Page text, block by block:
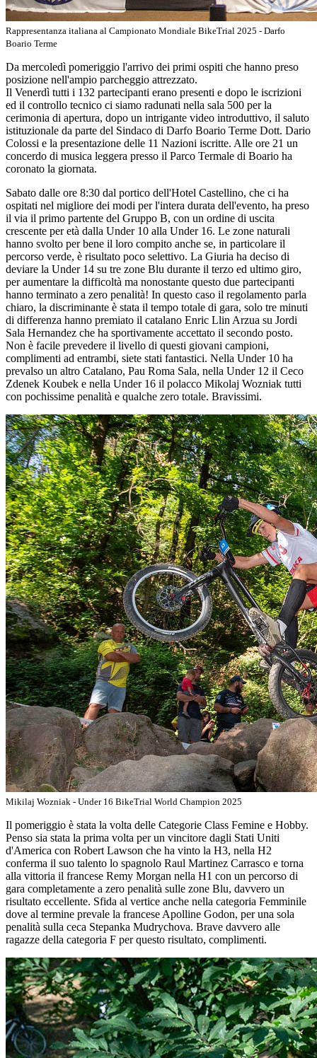
Rappresentanza italiana al Campionato Mondiale BikeTrial 2025 - Darfo
Boario Terme
Da mercoledì pomeriggio l'arrivo dei primi ospiti che hanno preso
posizione nell'ampio parcheggio attrezzato.
Il Venerdì tutti i 132 partecipanti erano presenti e dopo le iscrizioni
ed il controllo tecnico ci siamo radunati nella sala 500 per la
cerimonia di apertura, dopo un intrigante video introduttivo, il saluto
istituzionale da parte del Sindaco di Darfo Boario Terme Dott. Dario
Colossi e la presentazione delle 11 Nazioni iscritte. Alle ore 21 un
concerdo di musica leggera presso il Parco Termale di Boario ha
coronato la giornata.
Sabato dalle ore 8:30 dal portico dell'Hotel Castellino, che ci ha
ospitati nel migliore dei modi per l'intera durata dell'evento, ha preso
il via il primo partente del Gruppo B, con un ordine di uscita
crescente per età dalla Under 10 alla Under 16. Le zone naturali
hanno svolto per bene il loro compito anche se, in particolare il
percorso verde, è risultato poco selettivo. La Giuria ha deciso di
deviare la Under 14 su tre zone Blu durante il terzo ed ultimo giro,
per aumentare la difficoltà ma nonostante questo due partecipanti
hanno terminato a zero penalità! In questo caso il regolamento parla
chiaro, la discriminante è stata il tempo totale di gara, solo tre minuti
di differenza hanno premiato il catalano Enric Llin Arzua su Jordi
Sala Hernandez che ha sportivamente accettato il secondo posto.
Non è facile prevedere il livello di questi giovani campioni,
complimenti ad entrambi, siete stati fantastici. Nella Under 10 ha
prevalso un altro Catalano, Pau Roma Sala, nella Under 12 il Ceco
Zdenek Koubek e nella Under 16 il polacco Mikolaj Wozniak tutti
con pochissime penalità e qualche zero totale. Bravissimi.
Mikilaj Wozniak - Under 16 BikeTrial World Champion 2025
Il pomeriggio è stata la volta delle Categorie Class Femine e Hobby.
Penso sia stata la prima volta per un vincitore dagli Stati Uniti
d'America con Robert Lawson che ha vinto la H3, nella H2
conferma il suo talento lo spagnolo Raul Martinez Carrasco e torna
alla vittoria il francese Remy Morgan nella H1 con un percorso di
gara completamente a zero penalità sulle zone Blu, davvero un
risultato eccellente. Sfida al vertice anche nella categoria Femminile
dove al termine prevale la francese Apolline Godon, per una sola
penalità sulla ceca Stepanka Mudrychova. Brave davvero alle
ragazze della categoria F per questo risultato, complimenti.